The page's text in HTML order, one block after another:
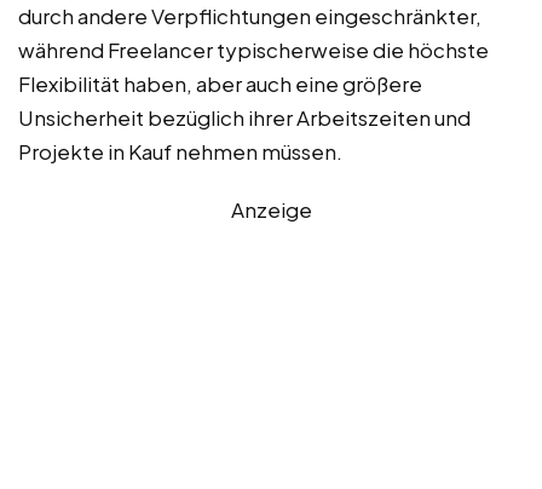
durch andere Verpflichtungen eingeschränkter,
während Freelancer typischerweise die höchste
Flexibilität haben, aber auch eine größere
Unsicherheit bezüglich ihrer Arbeitszeiten und
Projekte in Kauf nehmen müssen.
Anzeige